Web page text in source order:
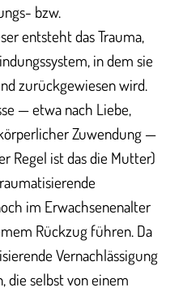
bzw.
entsteht das Trauma,
in dem sie
zurückgewiesen wird.
— etwa nach Liebe,
Zuwendung —
Regel ist das die Mutter)
im Erwachsenenalter
Rückzug führen. Da
Vernachlässigung
die selbst von einem